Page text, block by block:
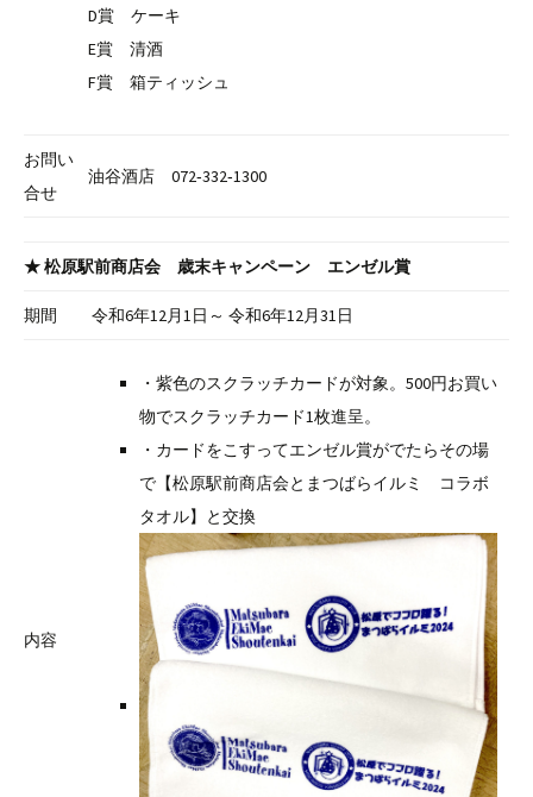
D賞 ケーキ
E賞 清酒
F賞 箱ティッシュ
お問い
合せ
油谷酒店 072‐332‐1300
★ 松原駅前商店会 歳末キャンペーン エンゼル賞
期間 令和6年12月1日～ 令和6年12月31日
内容
・紫色のスクラッチカードが対象。500円お買い
物でスクラッチカード1枚進呈。
・カードをこすってエンゼル賞がでたらその場
で【松原駅前商店会とまつばらイルミ コラボ
タオル】と交換